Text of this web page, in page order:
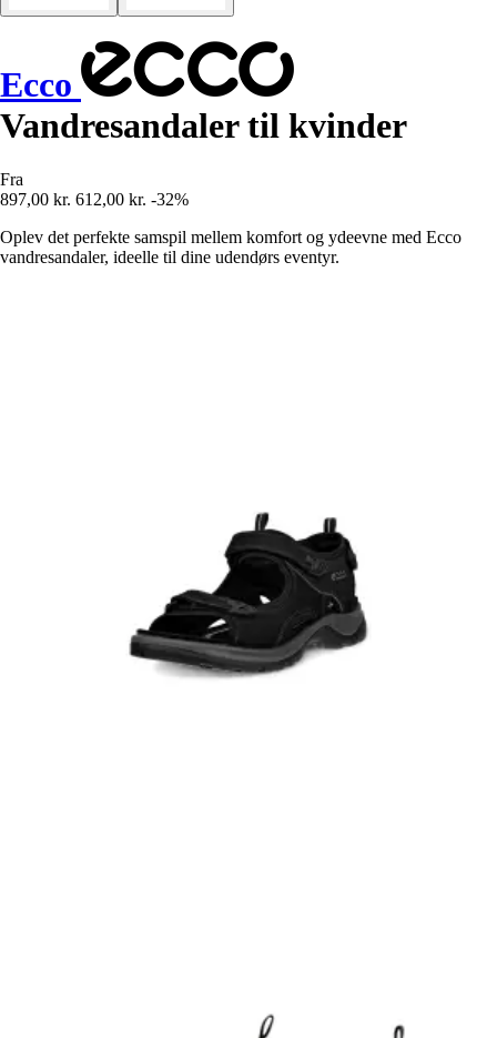
Ecco
Vandresandaler til kvinder
Fra
897,00 kr. 612,00 kr. -32%
Oplev det perfekte samspil mellem komfort og ydeevne med Ecco
vandresandaler, ideelle til dine udendørs eventyr.